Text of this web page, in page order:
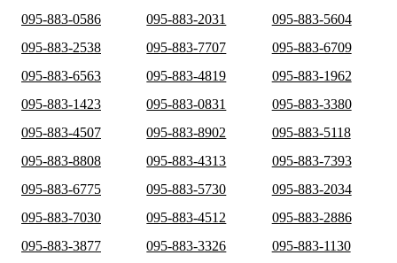
095-883-0586
095-883-2031
095-883-5604
095-883-2538
095-883-7707
095-883-6709
095-883-6563
095-883-4819
095-883-1962
095-883-1423
095-883-0831
095-883-3380
095-883-4507
095-883-8902
095-883-5118
095-883-8808
095-883-4313
095-883-7393
095-883-6775
095-883-5730
095-883-2034
095-883-7030
095-883-4512
095-883-2886
095-883-3877
095-883-3326
095-883-1130